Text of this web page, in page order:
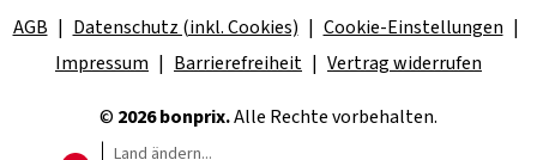
AGB
Datenschutz (inkl. Cookies)
Cookie-Einstellungen
Impressum
Barrierefreiheit Vertrag widerrufen
© 2026 bonprix.Alle Rechte vorbehalten.
Land ändern...